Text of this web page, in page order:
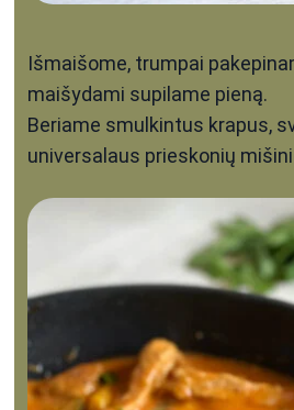
Išmaišome, trumpai
maišydami supilame pieną.
Beriame smulkintus krapus,
universalaus prieskonių